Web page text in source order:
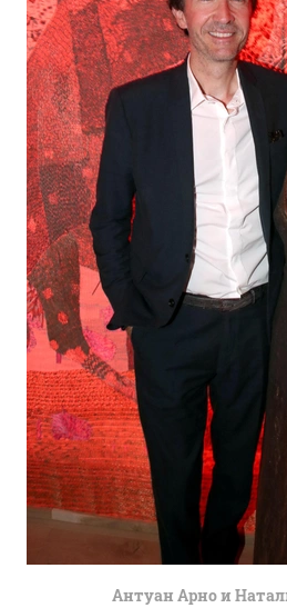
Антуан Арно и